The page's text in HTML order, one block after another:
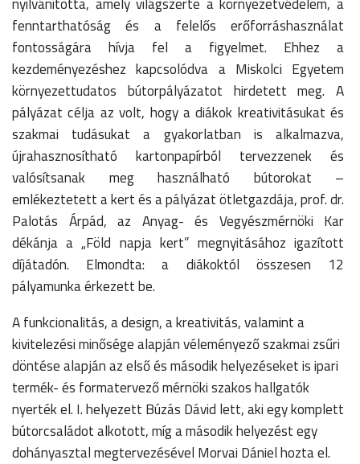
fenntarthatóság és a felelős erőforráshasználat
fontosságára hívja fel a figyelmet. Ehhez a
kezdeményezéshez kapcsolódva a Miskolci Egyetem
környezettudatos bútorpályázatot hirdetett meg. A
pályázat célja az volt, hogy a diákok kreativitásukat és
szakmai tudásukat a gyakorlatban is alkalmazva,
újrahasznosítható kartonpapírból tervezzenek és
valósítsanak meg használható bútorokat –
emlékeztetett a kert és a pályázat ötletgazdája, prof. dr.
Palotás Árpád, az Anyag- és Vegyészmérnöki Kar
dékánja a „Föld napja kert” megnyitásához igazított
díjátadón. Elmondta: a diákoktól összesen 12
pályamunka érkezett be.
A funkcionalitás, a design, a kreativitás, valamint a
kivitelezési minősége alapján véleményező szakmai zsűri
döntése alapján az első és második helyezéseket is ipari
termék- és formatervező mérnöki szakos hallgatók
nyerték el. I. helyezett Búzás Dávid lett, aki egy komplett
bútorcsaládot alkotott, míg a második helyezést egy
dohányasztal megtervezésével Morvai Dániel hozta el.